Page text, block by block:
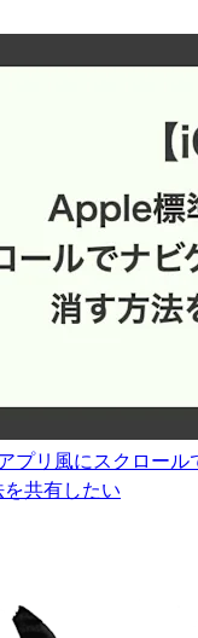
プリ風にスクロー
共有したい